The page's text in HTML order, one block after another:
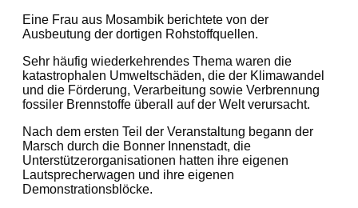
Eine Frau aus Mosambik berichtete von der
Ausbeutung der dortigen Rohstoffquellen.
Sehr häufig wiederkehrendes Thema waren die
katastrophalen Umweltschäden, die der Klimawandel
und die Förderung, Verarbeitung sowie Verbrennung
fossiler Brennstoffe überall auf der Welt verursacht.
Nach dem ersten Teil der Veranstaltung begann der
Marsch durch die Bonner Innenstadt, die
Unterstützerorganisationen hatten ihre eigenen
Lautsprecherwagen und ihre eigenen
Demonstrationsblöcke.